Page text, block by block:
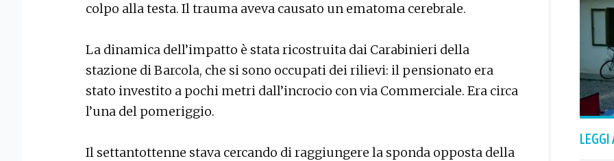
colpo alla testa. Il trauma aveva causato un ematoma cerebrale.
La dinamica dell’impatto è stata ricostruita dai Carabinieri della
stazione di Barcola, che si sono occupati dei rilievi: il pensionato era
stato investito a pochi metri dall’incrocio con via Commerciale. Era circa
l’una del pomeriggio.
Il settantottenne stava cercando di raggiungere la sponda opposta della
LEGGI